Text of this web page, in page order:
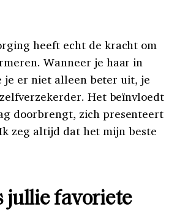
heeft echt de kracht om
Wanneer je haar in
je er niet alleen beter uit, je
Het beïnvloedt
doorbrengt, zich presenteert
zeg altijd dat het mijn beste
jullie favoriete